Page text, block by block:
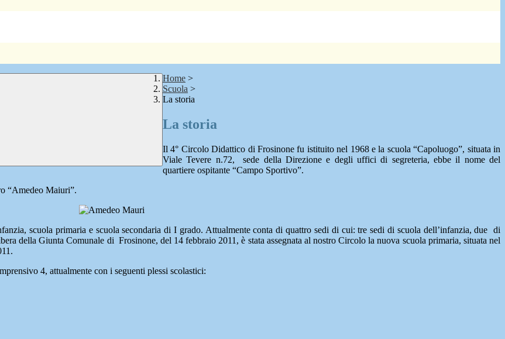
Home >
Scuola >
La storia
La storia
Il 4° Circolo Didattico di Frosinone fu istituito nel 1968 e la scuola “Capoluogo”, situata in
Viale Tevere n.72, sede della Direzione e degli uffici di segreteria, ebbe il nome del
quartiere ospitante “Campo Sportivo”.
“Amedeo Maiuri”.
scuola primaria e scuola secondaria di I grado. Attualmente conta di quattro sedi di cui: tre sedi di scuola dell’infanzia, due di
della Giunta Comunale di Frosinone, del 14 febbraio 2011, è stata assegnata al nostro Circolo la nuova scuola primaria, situata nel
4, attualmente con i seguenti plessi scolastici: